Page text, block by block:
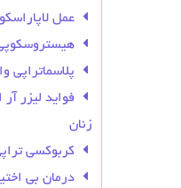
عمل
پلاسماتراپی
زنان
کربوکسی
درمان بی‌